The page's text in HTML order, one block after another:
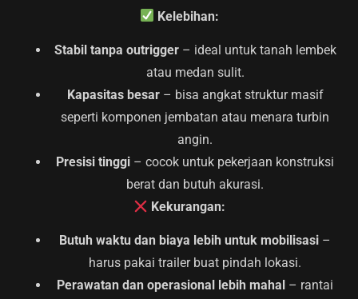
Kelebihan:
Stabil tanpa outrigger– ideal untuk tanah lembek
atau medan sulit.
Kapasitas besar– bisa angkat struktur masif
seperti komponen jembatan atau menara turbin
angin.
Presisi tinggi – cocok untuk pekerjaan konstruksi
berat dan butuh akurasi.
Kekurangan:
Butuh waktu dan biaya lebih untuk mobilisasi –
harus pakai trailer buat pindah lokasi.
Perawatan dan operasional lebih mahal – rantai